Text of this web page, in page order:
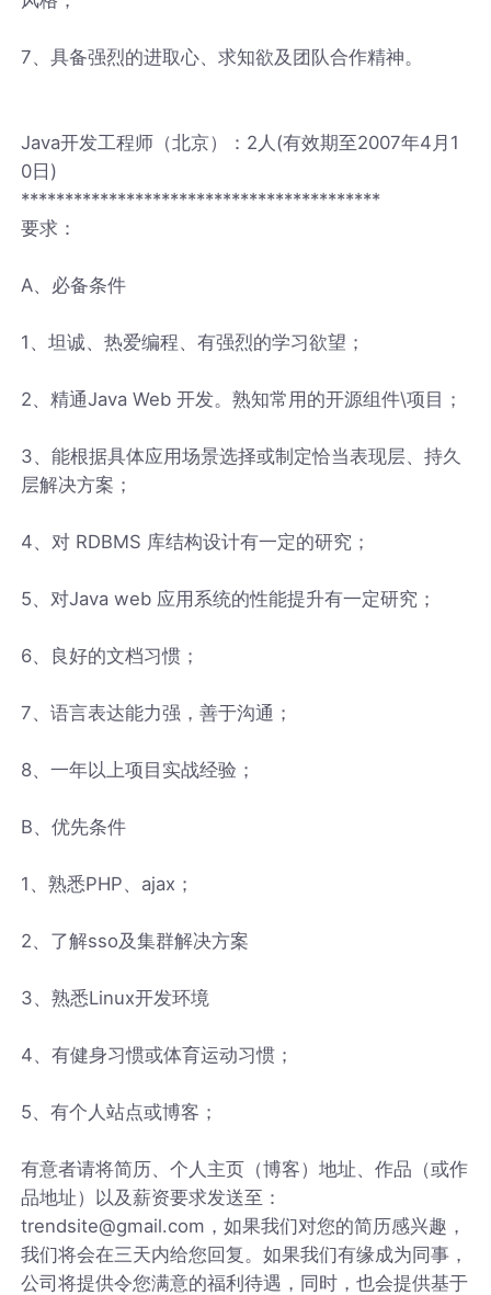
7、具备强烈的进取心、求知欲及团队合作精神。
Java开发工程师（北京）：2人(有效期至2007年4月1
0日)
*****************************************
要求：
A、必备条件
1、坦诚、热爱编程、有强烈的学习欲望；
2、精通Java Web 开发。熟知常用的开源组件\项目；
3、能根据具体应用场景选择或制定恰当表现层、持久
层解决方案；
4、对 RDBMS 库结构设计有一定的研究；
5、对Java web 应用系统的性能提升有一定研究；
6、良好的文档习惯；
7、语言表达能力强，善于沟通；
8、一年以上项目实战经验；
B、优先条件
1、熟悉PHP、ajax；
2、了解sso及集群解决方案
3、熟悉Linux开发环境
4、有健身习惯或体育运动习惯；
5、有个人站点或博客；
有意者请将简历、个人主页（博客）地址、作品（或作
品地址）以及薪资要求发送至：
trendsite@gmail.com，如果我们对您的简历感兴趣，
我们将会在三天内给您回复。如果我们有缘成为同事，
公司将提供令您满意的福利待遇，同时，也会提供基于